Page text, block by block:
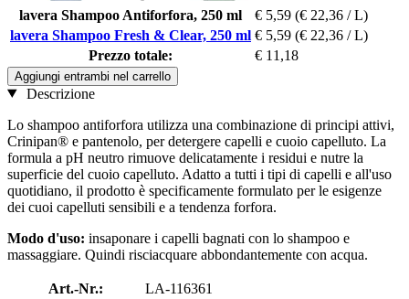
lavera Shampoo Antiforfora, 250 ml € 5,59 (€ 22,36 / L)
lavera Shampoo Fresh & Clear, 250 ml € 5,59 (€ 22,36 / L)
Prezzo totale:
€ 11,18
Aggiungi entrambi nel carrello
Descrizione
Lo shampoo antiforfora utilizza una combinazione di principi attivi,
Crinipan® e pantenolo, per detergere capelli e cuoio capelluto. La
formula a pH neutro rimuove delicatamente i residui e nutre la
superficie del cuoio capelluto. Adatto a tutti i tipi di capelli e all'uso
quotidiano, il prodotto è specificamente formulato per le esigenze
dei cuoi capelluti sensibili e a tendenza forfora.
Modo d'uso: insaponare i capelli bagnati con lo shampoo e
massaggiare. Quindi risciacquare abbondantemente con acqua.
Art.-Nr.:
LA-116361